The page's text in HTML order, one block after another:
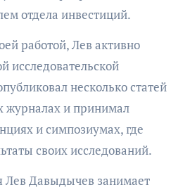
отдела инвестиций.
работой, Лев активно
исследовательской
несколько статей
журналах и принимал
и симпозиумах, где
своих исследований.
Лев Давыдычев занимает